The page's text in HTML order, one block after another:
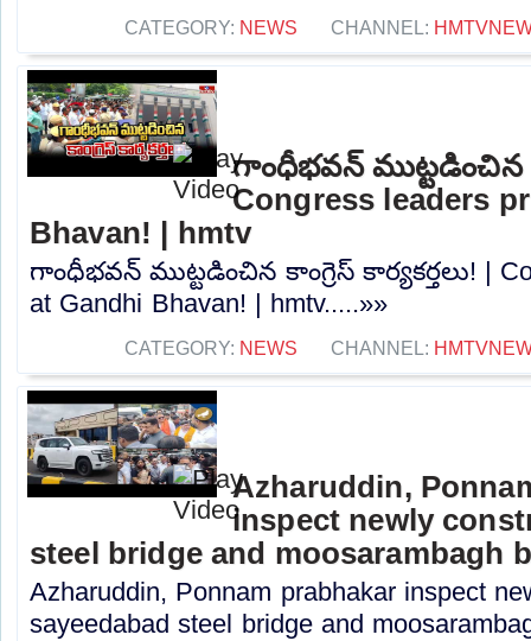
CATEGORY: NEWS CHANNEL:
గాంధీభవన్ ముట్టడించిన
Congress leaders
Bhavan! | hmtv
గాంధీభవన్ ముట్టడించిన కాంగ్రెస్ కార్యకర్తలు! |
at Gandhi Bhavan! | hmtv.....»»
CATEGORY: NEWS CHANNEL:
Azharuddin,
inspect newly
steel bridge and moosarambagh
Azharuddin, Ponnam prabhakar inspect
sayeedabad steel bridge and